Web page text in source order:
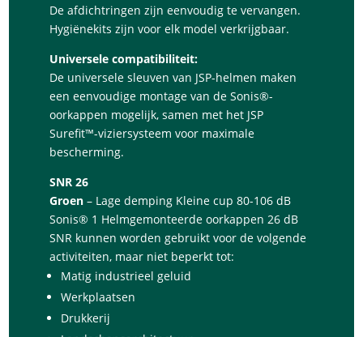
De afdichtringen zijn eenvoudig te vervangen.
Hygiënekits zijn voor elk model verkrijgbaar.
Universele compatibiliteit:
De universele sleuven van JSP-helmen maken
een eenvoudige montage van de Sonis®-
oorkappen mogelijk, samen met het JSP
Surefit™-viziersysteem voor maximale
bescherming.
SNR 26
Groen – Lage demping Kleine cup 80-106 dB
Sonis® 1 Helmgemonteerde oorkappen 26 dB
SNR kunnen worden gebruikt voor de volgende
activiteiten, maar niet beperkt tot:
Matig industrieel geluid
Werkplaatsen
Drukkerij